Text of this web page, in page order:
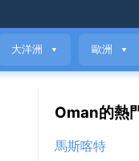
大洋洲 ▼ 歐洲 ▼
Oman的熱
馬斯喀特